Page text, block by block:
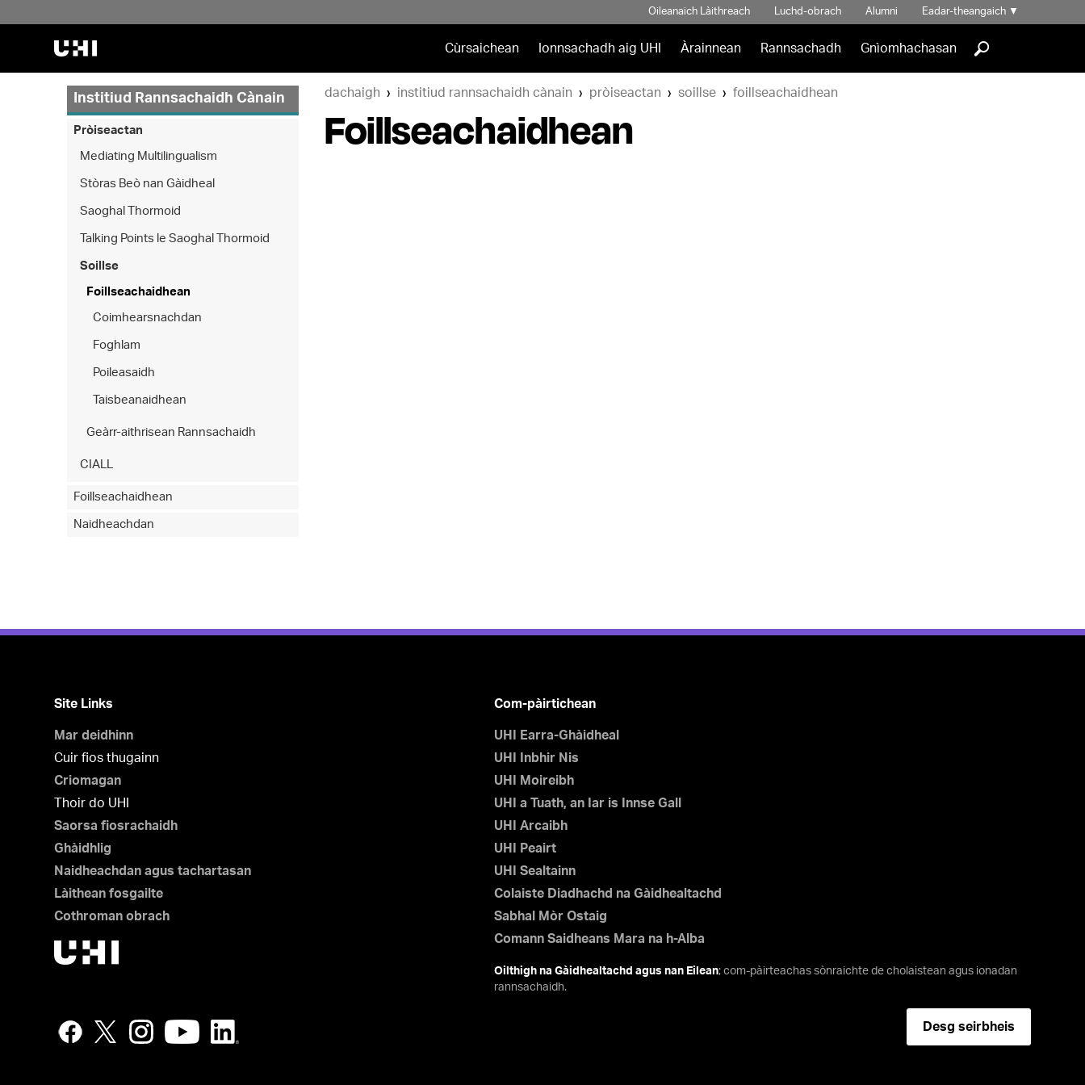
Oileanaich Làithreach Luchd-obrach Alumni Eadar-theangaich ▼
Cùrsaichean Ionnsachadh aig UHI Àrainnean Rannsachadh Gnìomhachasan ]
dachaigh institiud rannsachaidh cànain pròiseactan soillse foillseachaidhean
Foillseachaidhean
Institiud Rannsachaidh Cànain
Pròiseactan
Mediating Multilingualism
Stòras Beò nan Gàidheal
Saoghal Thormoid
Talking Points le Saoghal Thormoid
Soillse
Foillseachaidhean
Coimhearsnachdan
Foghlam
Poileasaidh
Taisbeanaidhean
Geàrr-aithrisean Rannsachaidh
CIALL
Foillseachaidhean
Naidheachdan
Site Links
Mar deidhinn
Cuir fios thugainn
Criomagan
Thoir do UHI
Saorsa fiosrachaidh
Ghàidhlig
Naidheachdan agus tachartasan
Làithean fosgailte
Cothroman obrach
Com-pàirtichean
UHI Earra-Ghàidheal
UHI Inbhir Nis
UHI Moireibh
UHI a Tuath, an Iar is Innse Gall
UHI Arcaibh
UHI Peairt
UHI Sealtainn
Colaiste Diadhachd na Gàidhealtachd
Sabhal Mòr Ostaig
Comann Saidheans Mara na h-Alba
Oilthigh na Gàidhealtachd agus nan Eilean; com-pàirteachas sònraichte de cholaistean agus ionadan
rannsachaidh.
Desg seirbheis